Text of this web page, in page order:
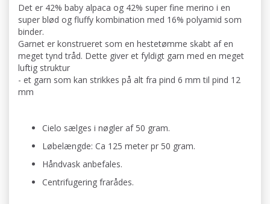
Det er 42% baby alpaca og 42% super fine merino i en
super blød og fluffy kombination med 16% polyamid som
binder.
Garnet er konstrueret som en hestetømme skabt af en
meget tynd tråd. Dette giver et fyldigt garn med en meget
luftig struktur
- et garn som kan strikkes på alt fra pind 6 mm til pind 12
mm
Cielo sælges i nøgler af 50 gram.
Løbelængde: Ca 125 meter pr 50 gram.
Håndvask anbefales.
Centrifugering frarådes.